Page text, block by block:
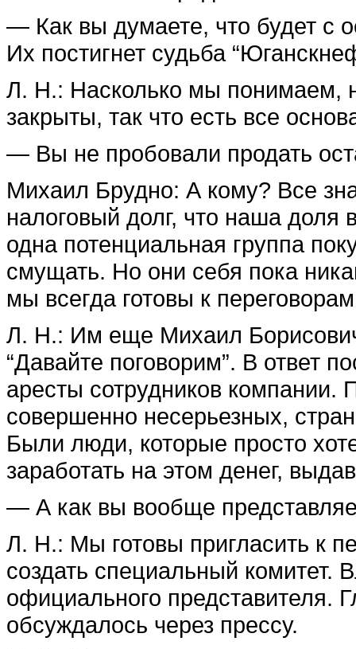
— Как вы думаете, что будет с
Их постигнет судьба
Л. Н.: Насколько мы понимаем,
закрыты, так что есть все
— Вы не пробовали продать
Михаил Брудно: А кому? Все
налоговый долг, что наша доля
одна потенциальная группа
смущать. Но они себя пока
мы всегда готовы к
Л. Н.: Им еще Михаил
“Давайте поговорим”. В ответ
аресты сотрудников компании.
совершенно несерьезных,
Были люди, которые просто
заработать на этом денег,
— А как вы вообще
Л. Н.: Мы готовы пригласить к
создать специальный комитет.
официального представителя.
обсуждалось через прессу.